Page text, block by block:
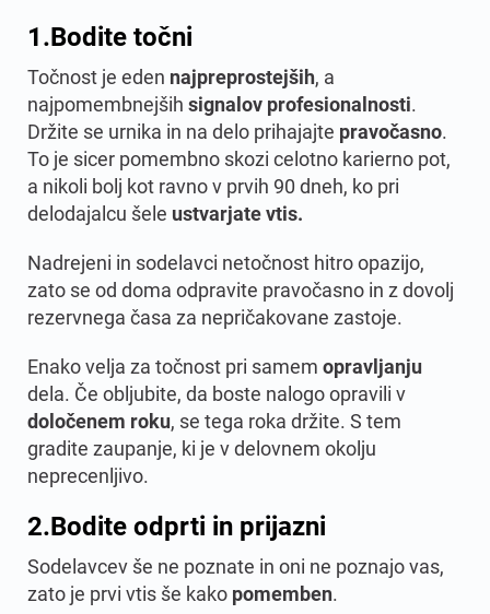
1.Bodite točni
Točnost je eden najpreprostejših, a
najpomembnejših signalov profesionalnosti.
Držite se urnika in na delo prihajajte pravočasno.
To je sicer pomembno skozi celotno karierno pot,
a nikoli bolj kot ravno v prvih 90 dneh, ko pri
delodajalcu šele ustvarjate vtis.
Nadrejeni in sodelavci netočnost hitro opazijo,
zato se od doma odpravite pravočasno in z dovolj
rezervnega časa za nepričakovane zastoje.
Enako velja za točnost pri samem opravljanju
dela. Če obljubite, da boste nalogo opravili v
določenem roku, se tega roka držite. S tem
gradite zaupanje, ki je v delovnem okolju
neprecenljivo.
2.Bodite odprti in prijazni
Sodelavcev še ne poznate in oni ne poznajo vas,
zato je prvi vtis še kako pomemben.